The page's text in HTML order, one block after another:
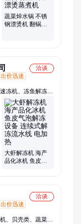
蔬菜焯水锅 不锈
钢漂烫机 翻锅式
洽谈
出价迅速
冻机、冻鱼解冻
真空冻干机、宠物
预制菜螺旋速冻
冻干机、山楂冻干
小鱼烘干机、速冻
、新型速冻机、龙
大虾解冻机 海产
品化冰机 鱼皮气
洽谈
出价迅速
、贝壳类、蔬菜净